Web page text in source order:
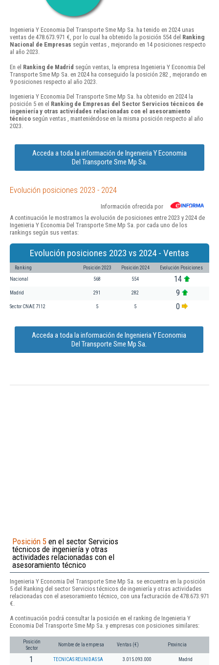
Ingenieria Y Economia Del Transporte Sme Mp Sa. ha tenido en 2024 unas
ventas de 478.673.971 €, por lo cual ha obtenido la posición 554 del Ranking
Nacional de Empresas según ventas , mejorando en 14 posiciones respecto
al año 2023.
En el Ranking de Madrid según ventas, la empresa Ingenieria Y Economia Del
Transporte Sme Mp Sa. en 2024 ha conseguido la posición 282 , mejorando en
9 posiciones respecto al año 2023.
Ingenieria Y Economia Del Transporte Sme Mp Sa. ha obtenido en 2024 la
posición 5 en el Ranking de Empresas del Sector Servicios técnicos de
ingeniería y otras actividades relacionadas con el asesoramiento
técnico según ventas , manteniéndose en la misma posición respecto al año
2023.
Acceda a toda la información de Ingenieria Y Economia
Del Transporte Sme Mp Sa.
Evolución posiciones 2023 - 2024
Información ofrecida por
A continuación le mostramos la evolución de posiciones entre 2023 y 2024 de
Ingenieria Y Economia Del Transporte Sme Mp Sa. por cada uno de los
rankings según sus ventas:
Evolución posiciones 2023 vs 2024 - Ventas
Ranking Posición 2023 Posición 2024 Evolución Posiciones
Nacional 568 554 14
Madrid 291 282 9
Sector CNAE 7112 5 5 0
Acceda a toda la información de Ingenieria Y Economia
Del Transporte Sme Mp Sa.
Posición 5 en el sector Servicios
técnicos de ingeniería y otras
actividades relacionadas con el
asesoramiento técnico
Ingenieria Y Economia Del Transporte Sme Mp Sa. se encuentra en la posición
5 del Ranking del sector Servicios técnicos de ingeniería y otras actividades
relacionadas con el asesoramiento técnico, con una facturación de 478.673.971
€.
A continuación podrá consultar la posición en el ranking de Ingenieria Y
Economia Del Transporte Sme Mp Sa. y empresas con posiciones similares:
Posición
Sector
Nombre de la empresa Ventas (€) Provincia
1 TECNICAS REUNIDAS SA 3.015.093.000 Madrid